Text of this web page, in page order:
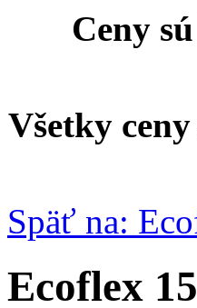
Ceny
Všetky
Späť na:
Ecoflex